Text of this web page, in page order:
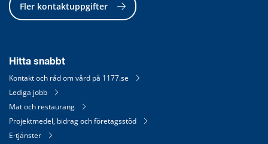
Fler kontaktuppgifter
Hitta snabbt
Kontakt och råd om vård på 1177.se
Lediga jobb
Mat och restaurang
Projektmedel, bidrag och företagsstöd
E-tjänster